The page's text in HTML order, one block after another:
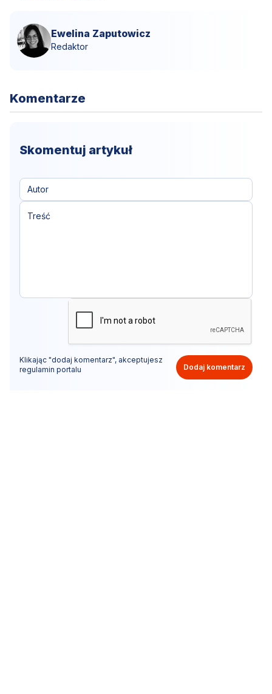
Ewelina Zaputowicz
Redaktor
Komentarze
Skomentuj artykuł
Klikając "dodaj komentarz", akceptujesz
regulamin portalu
Dodaj komentarz